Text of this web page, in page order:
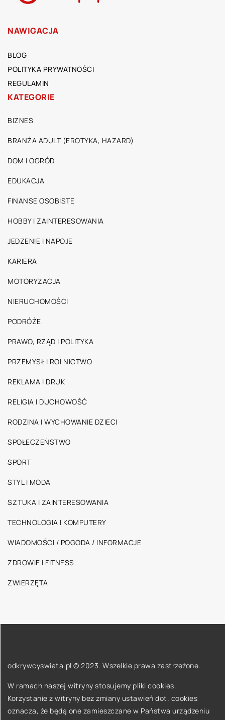
NAWIGACJA
BLOG
POLITYKA PRYWATNOŚCI
REGULAMIN
KATEGORIE
BIZNES
BRANŻA ADULT (EROTYKA, HAZARD)
DOM I OGRÓD
EDUKACJA
FINANSE OSOBISTE
HOBBY I ZAINTERESOWANIA
JEDZENIE I NAPOJE
KARIERA
MOTORYZACJA
NIERUCHOMOŚCI
PODRÓŻE
PRAWO, RZĄD I POLITYKA
PRZEMYSŁ I ROLNICTWO
REKLAMA I DRUK
RELIGIA I DUCHOWOŚĆ
RODZINA I WYCHOWANIE DZIECI
SPOŁECZEŃSTWO
SPORT
STYL I MODA
SZTUKA I ZAINTERESOWANIA
TECHNOLOGIA I KOMPUTERY
WIADOMOŚCI / POGODA / INFORMACJE
ZDROWIE I FITNESS
ZWIERZĘTA
odkrywcyswiata.pl © 2023. Wszelkie prawa zastrzeżone.
W ramach naszej witryny stosujemy pliki cookies.
Korzystanie z witryny bez zmiany ustawień dot. cookies
oznacza, że będą one zamieszczane w Państwa urządzeniu